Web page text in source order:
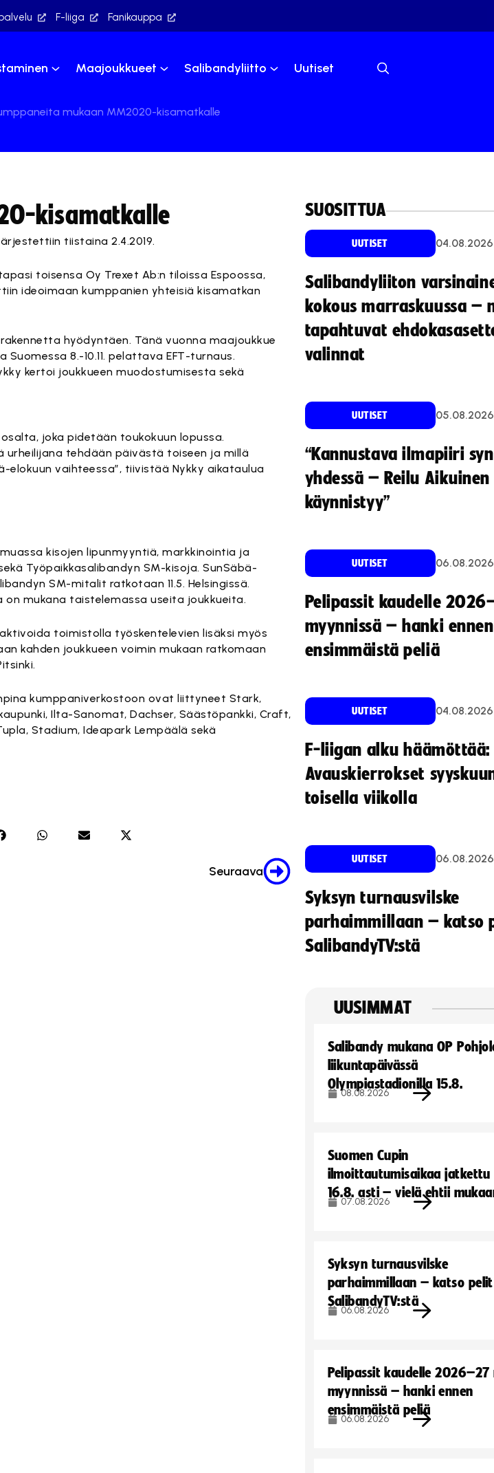
F-liiga Fanikauppa
Maajoukkueet Salibandyliitto Uutiset
mukaan MM2020-kisamatkalle
kisamatkalle
tiistaina 2.4.2019.
toisensa Oy Trexet Ab:n tiloissa Espoossa,
ideoimaan kumppanien yhteisiä kisamatkan
hyödyntäen. Tänä vuonna maajoukkue
8.-10.11. pelattava EFT-turnaus.
kertoi joukkueen muodostumisesta sekä
joka pidetään toukokuun lopussa.
urheilijana tehdään päivästä toiseen ja millä
elokuun vaihteessa”, tiivistää Nykky aikataulua
kisojen lipunmyyntiä, markkinointia ja
Työpaikkasalibandyn SM-kisoja. SunSäbä-
SM-mitalit ratkotaan 11.5. Helsingissä.
mukana taistelemassa useita joukkueita.
toimistolla työskentelevien lisäksi myös
kahden joukkueen voimin mukaan ratkomaan
kumppaniverkostoon ovat liittyneet Stark,
Ilta-Sanomat, Dachser, Säästöpankki, Craft,
Stadium, Ideapark Lempäälä sekä
Seuraava
SUOSITTUA
UUTISET 04.08.2026
Salibandyliiton
kokous marraskuussa –
tapahtuvat
valinnat
UUTISET 05.08.2026
“Kannustava ilmapiiri
yhdessä – Reilu
käynnistyy”
UUTISET 06.08.2026
Pelipassit kaudelle
myynnissä – hanki ennen
ensimmäistä peliä
UUTISET 04.08.2026
F-liigan alku häämöttää:
Avauskierrokset
toisella viikolla
UUTISET 06.08.2026
Syksyn turnausvilske
parhaimmillaan – katso
SalibandyTV:stä
UUSIMMAT
Salibandy mukana OP
liikuntapäivässä
Olympiastadionilla 15.8.
08.08.2026
Suomen Cupin
ilmoittautumisaikaa jatkettu
16.8. asti – vielä ehtii
07.08.2026
Syksyn turnausvilske
parhaimmillaan – katso pelit
SalibandyTV:stä
06.08.2026
Pelipassit kaudelle
myynnissä – hanki ennen
ensimmäistä peliä
06.08.2026